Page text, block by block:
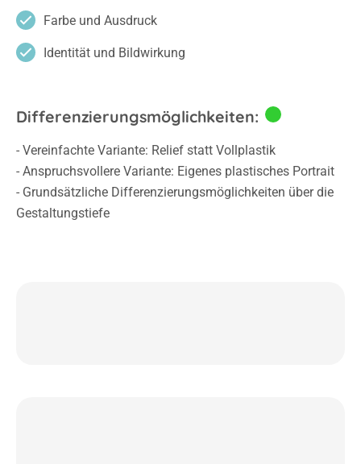
Farbe und Ausdruck
Identität und Bildwirkung
Differenzierungsmöglichkeiten:
- Vereinfachte Variante: Relief statt Vollplastik
- Anspruchsvollere Variante: Eigenes plastisches Portrait
- Grundsätzliche Differenzierungsmöglichkeiten über die
Gestaltungstiefe